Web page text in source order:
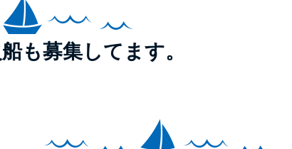
も募集してます。